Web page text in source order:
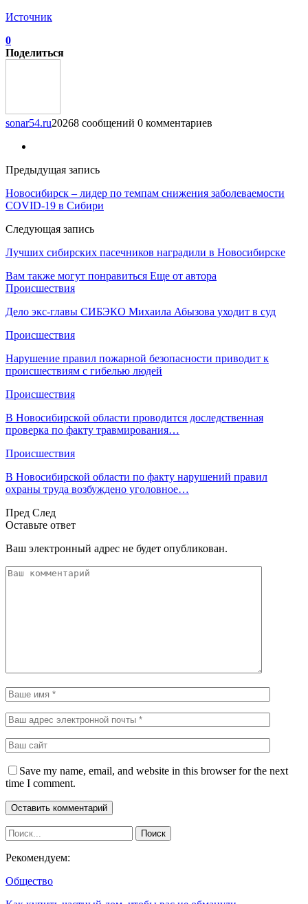
Источник
0
Поделиться
sonar54.ru20268 сообщений 0 комментариев
Предыдущая запись
Новосибирск – лидер по темпам снижения заболеваемости
COVID-19 в Сибири
Следующая запись
Лучших сибирских пасечников наградили в Новосибирске
Вам также могут понравиться Еще от автора
Происшествия
Дело экс-главы СИБЭКО Михаила Абызова уходит в суд
Происшествия
Нарушение правил пожарной безопасности приводит к
происшествиям с гибелью людей
Происшествия
В Новосибирской области проводится доследственная
проверка по факту травмирования…
Происшествия
В Новосибирской области по факту нарушений правил
охраны труда возбуждено уголовное…
Пред След
Оставьте ответ
Ваш электронный адрес не будет опубликован.
Save my name, email, and website in this browser for the next
time I comment.
Рекомендуем:
Общество